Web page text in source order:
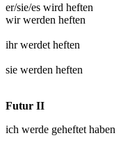
er/sie/es wird heften
wir werden heften
ihr werdet heften
sie werden heften
Futur II
ich werde geheftet haben